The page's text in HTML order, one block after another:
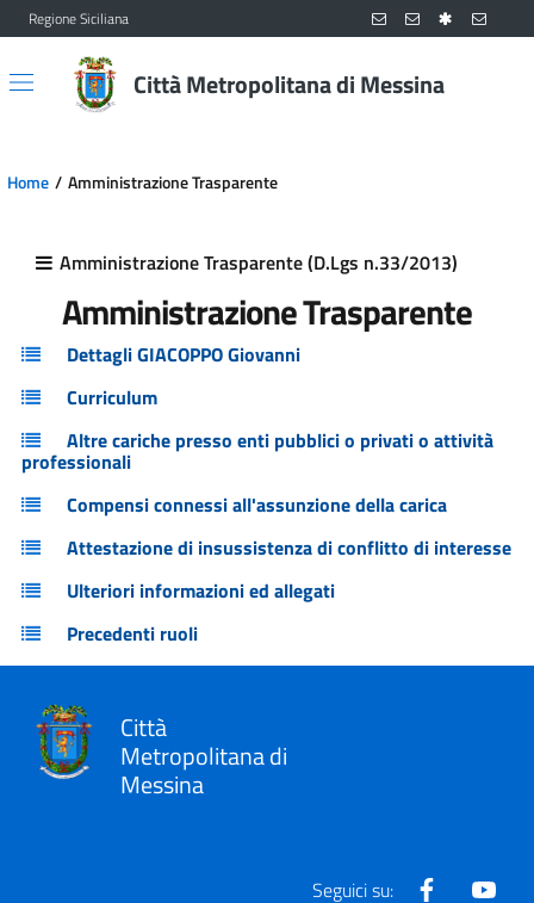
Vai al contenuto principale
Vai al menu principale
Regione Siciliana
Città Metropolitana di Messina
Home Amministrazione Trasparente
Amministrazione Trasparente (D.Lgs n.33/2013)
Amministrazione Trasparente
Dettagli GIACOPPO Giovanni
Curriculum
Altre cariche presso enti pubblici o privati o attività
professionali
Compensi connessi all'assunzione della carica
Attestazione di insussistenza di conflitto di interesse
Ulteriori informazioni ed allegati
Precedenti ruoli
Città
Metropolitana di
Messina
Seguici su: Facebook